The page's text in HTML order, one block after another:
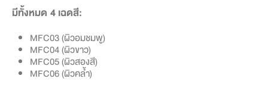
มีทั้งหมด 4 เฉดสี:
MFC03 (ผิวอมชมพู)
MFC04 (ผิวขาว)
MFC05 (ผิวสองสี)
MFC06 (ผิวคล้ำ)